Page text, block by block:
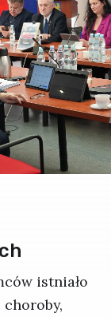
istniało
choroby,